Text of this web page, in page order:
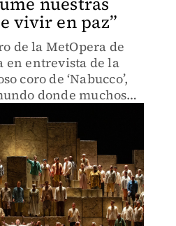
vivir en paz”
de la MetOpera de
en entrevista de la
coro de ‘Nabucco’,
donde muchos